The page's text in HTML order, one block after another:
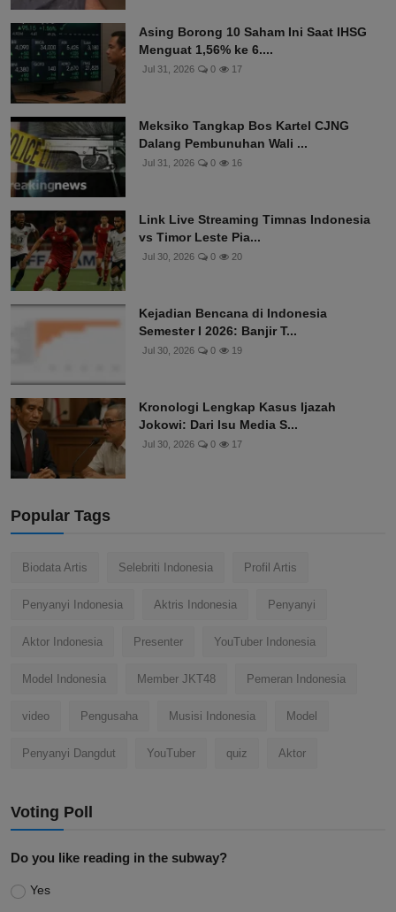
Asing Borong 10 Saham Ini Saat IHSG
Menguat 1,56% ke 6....
Jul 31, 2026 0 17
Meksiko Tangkap Bos Kartel CJNG
Dalang Pembunuhan Wali ...
Jul 31, 2026 0 16
Link Live Streaming Timnas Indonesia
vs Timor Leste Pia...
Jul 30, 2026 0 20
Kejadian Bencana di Indonesia
Semester I 2026: Banjir T...
Jul 30, 2026 0 19
Kronologi Lengkap Kasus Ijazah
Jokowi: Dari Isu Media S...
Jul 30, 2026 0 17
Popular Tags
Biodata Artis Selebriti Indonesia Profil Artis
Penyanyi Indonesia Aktris Indonesia Penyanyi
Aktor Indonesia Presenter YouTuber Indonesia
Model Indonesia Member JKT48 Pemeran Indonesia
video Pengusaha Musisi Indonesia Model
Penyanyi Dangdut YouTuber quiz Aktor
Voting Poll
Do you like reading in the subway?
Yes